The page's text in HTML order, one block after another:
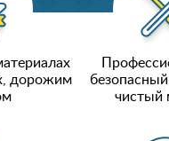
дорожим
чистый